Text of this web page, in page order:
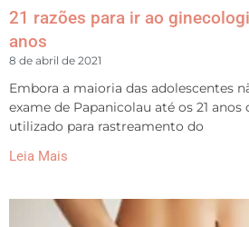
21 razões para ir ao
anos
8 de abril de 2021
Embora a maioria das adolescentes
exame de Papanicolau até os 21 anos
utilizado para rastreamento do
Leia Mais